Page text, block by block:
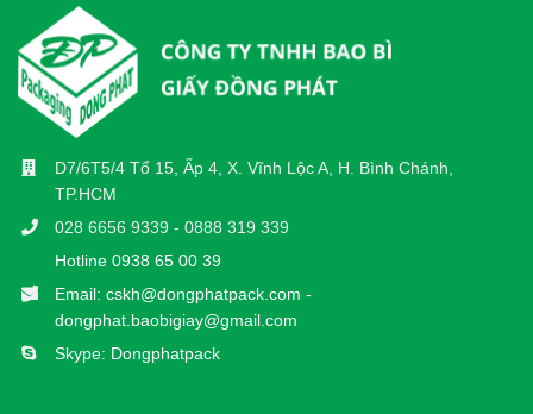
D7/6T5/4 Tổ 15, Ấp 4, X. Vĩnh Lộc A, H. Bình Chánh,
TP.HCM
028 6656 9339 - 0888 319 339
Hotline 0938 65 00 39
Email: cskh@dongphatpack.com -
dongphat.baobigiay@gmail.com
Skype: Dongphatpack